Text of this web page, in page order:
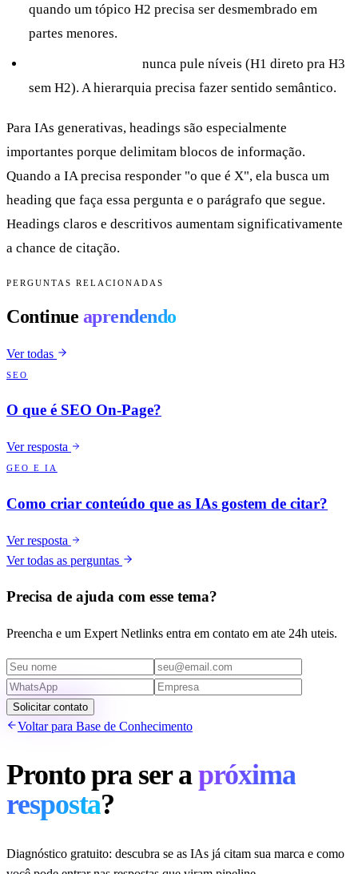
quando um tópico H2 precisa ser desmembrado em
partes menores.
nunca pule níveis (H1 direto pra H3
sem H2). A hierarquia precisa fazer sentido semântico.
Para IAs generativas, headings são especialmente
importantes porque delimitam blocos de informação.
Quando a IA precisa responder "o que é X", ela busca um
heading que faça essa pergunta e o parágrafo que segue.
Headings claros e descritivos aumentam significativamente
a chance de citação.
PERGUNTAS RELACIONADAS
Continue aprendendo
Ver todas
SEO
O que é SEO On-Page?
Ver resposta
GEO E IA
Como criar conteúdo que as IAs gostem de citar?
Ver resposta
Ver todas as perguntas
Precisa de ajuda com esse tema?
Preencha e um Expert Netlinks entra em contato em ate 24h uteis.
Solicitar contato
Voltar para Base de Conhecimento
Pronto pra ser a próxima
resposta?
Diagnóstico gratuito: descubra se as IAs já citam sua marca e como